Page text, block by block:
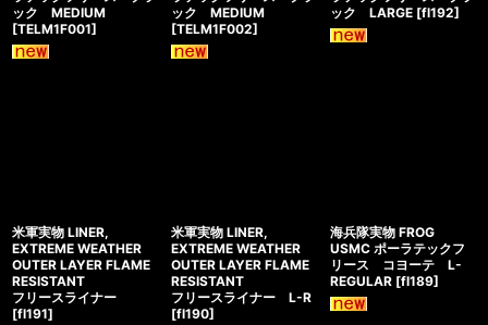
ック MEDIUM
[TELM1F001]
ック MEDIUM
[TELM1F002]
ック LARGE [fl192]
米軍実物 LINER,
EXTREME WEATHER
OUTER LAYER FLAME
RESISTANT
フリースライナー
[fl191]
米軍実物 LINER,
EXTREME WEATHER
OUTER LAYER FLAME
RESISTANT
フリースライナー L-R
[fl190]
海兵隊実物 FROG
USMC ポーラテックフ
リース コヨーテ L-
REGULAR [fl189]